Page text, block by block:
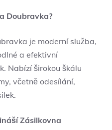
Doubravka?
je moderní služba,
a efektivní
Nabízí širokou škálu
včetně odesílání,
Zásilkovna